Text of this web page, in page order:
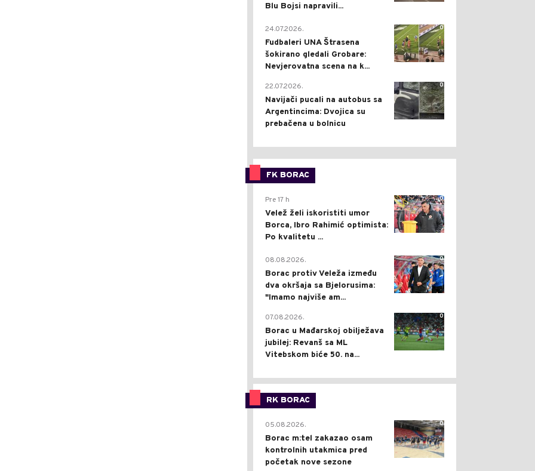
Blu Bojsi napravili...
0
24.07.2026.
Fudbaleri UNA Štrasena
šokirano gledali Grobare:
Nevjerovatna scena na k...
0
22.07.2026.
Navijači pucali na autobus sa
Argentincima: Dvojica su
prebačena u bolnicu
FK BORAC
0
Pre 17 h
Velež želi iskoristiti umor
Borca, Ibro Rahimić optimista:
Po kvalitetu ...
0
08.08.2026.
Borac protiv Veleža između
dva okršaja sa Bjelorusima:
"Imamo najviše am...
0
07.08.2026.
Borac u Mađarskoj obilježava
jubilej: Revanš sa ML
Vitebskom biće 50. na...
RK BORAC
0
05.08.2026.
Borac m:tel zakazao osam
kontrolnih utakmica pred
početak nove sezone